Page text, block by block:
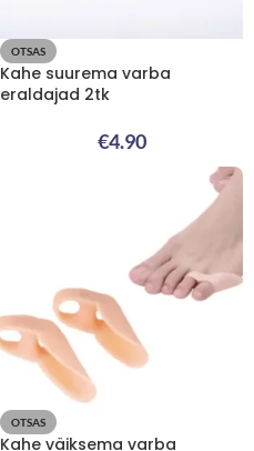
OTSAS
Kahe suurema varba
eraldajad 2tk
€4.90
OTSAS
Kahe väiksema varba